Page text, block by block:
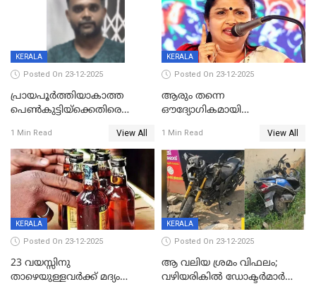
KERALA
Posted On 23-12-2025
പ്രായപൂർത്തിയാകാത്ത
പെൺകുട്ടിയ്ക്കെതിരെ
59 വർഷം തടവും 90,൦൦൦ രൂപ
പിഴയും ശിക്ഷ
1 Min Read View All
KERALA
Posted On 23-12-2025
ആരും തന്നെ
ഔദ്യോഗികമായി
കണ്ടെത്താൻ ഇന്ന് കോർ
കമ്മിറ്റി കൂടിയില്ല';
അതൃപ്തിയുമായി ദീപ്തി മേരി
വർഗീസ്
1 Min Read View All
KERALA
Posted On 23-12-2025
23 വയസ്സിനു
താഴെയുള്ളവർക്ക് മദ്യം
KERALA
Posted On 23-12-2025
ആ വലിയ ശ്രമം വിഫലം;
വഴിയരികില്‍ ‌ഡോക്ടര്‍മാര്‍